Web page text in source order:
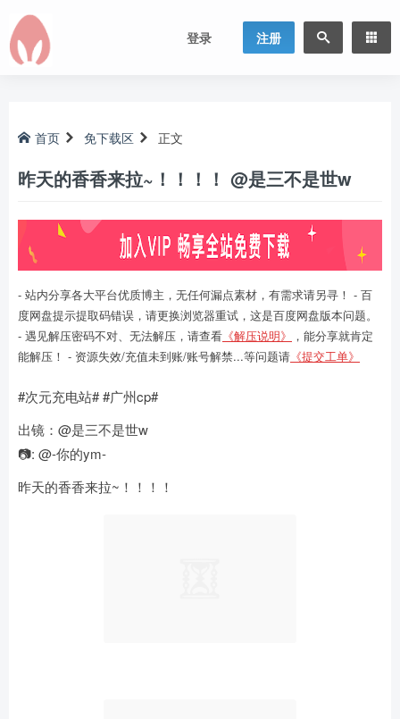
登录 注册
首页 免下载区 正文
昨天的香香来拉~！！！！ @是三不是世w
- 站内分享各大平台优质博主，无任何漏点素材，有需求请另寻！ - 百
度网盘提示提取码错误，请更换浏览器重试，这是百度网盘版本问题。
- 遇见解压密码不对、无法解压，请查看 《解压说明》
，能分享就肯定
能解压！ - 资源失效/充值未到账/账号解禁...等问题请 《提交工单》
#次元充电站# #广州cp#
出镜：@是三不是世w
📷: @-你的ym-
昨天的香香来拉~！！！！